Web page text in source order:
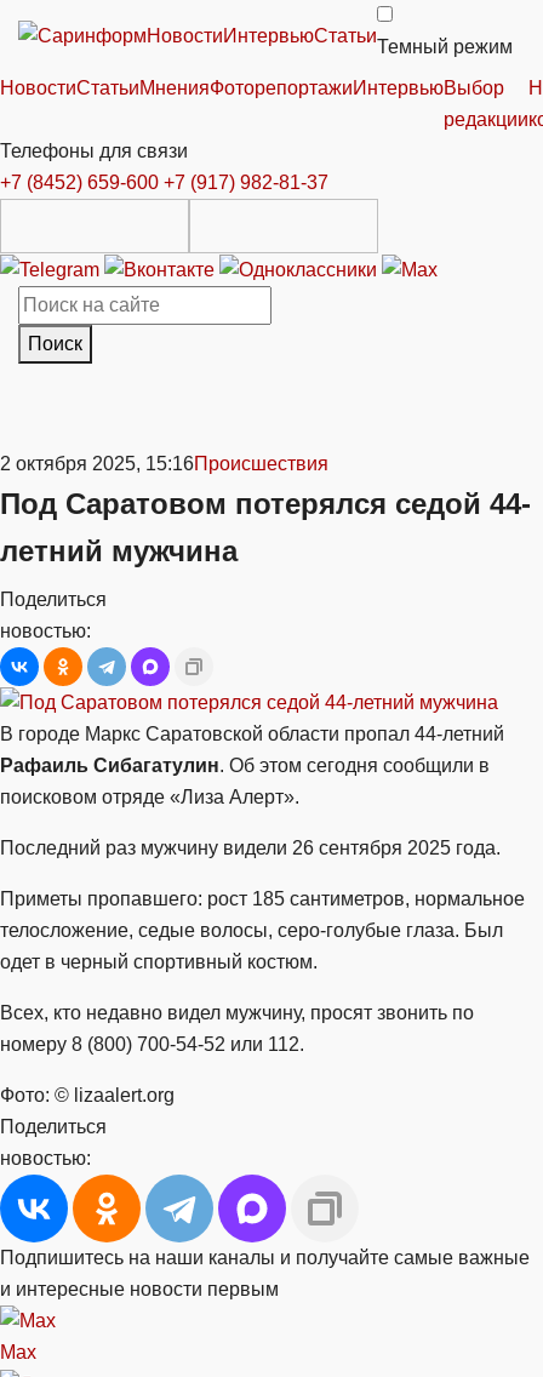
НовостиИнтервьюСтатьи
Темный режим
НовостиСтатьиМненияФоторепортажиИнтервьюВыбор
редакции
Телефоны для связи
+7 (8452) 659-600 +7 (917) 982-81-37
Поиск
2 октября 2025, 15:16Происшествия
Под Саратовом потерялся седой 44-
летний мужчина
Поделиться
новостью:
В городе Маркс Саратовской области пропал 44-летний
Рафаиль Сибагатулин. Об этом сегодня сообщили в
поисковом отряде «Лиза Алерт».
Последний раз мужчину видели 26 сентября 2025 года.
Приметы пропавшего: рост 185 сантиметров, нормальное
телосложение, седые волосы, серо-голубые глаза. Был
одет в черный спортивный костюм.
Всех, кто недавно видел мужчину, просят звонить по
номеру 8 (800) 700-54-52 или 112.
Фото: © lizaalert.org
Поделиться
новостью:
Подпишитесь на наши каналы и получайте самые важные
и интересные новости первым
Max